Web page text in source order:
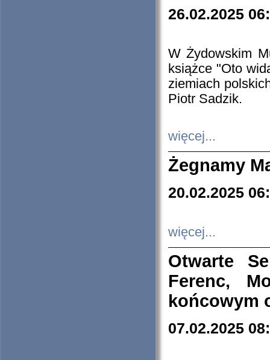
26.02.2025
W Żydowskim
książce "Oto
ziemiach
Piotr Sadzik.
więcej...
Żegnamy
20.02.2025
więcej...
Otwarte
Ferenc,
końcowym
07.02.2025